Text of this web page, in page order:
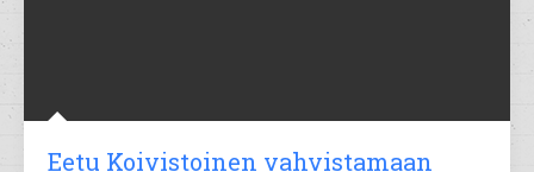
Eetu Koivistoinen vahvistamaan